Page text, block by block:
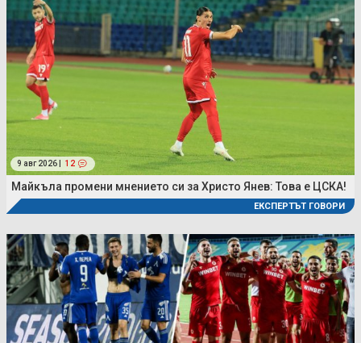
9 авг 2026 | 12
Майкъла промени мнението си за Христо Янев: Това е ЦСКА!
ЕКСПЕРТЪТ ГОВОРИ